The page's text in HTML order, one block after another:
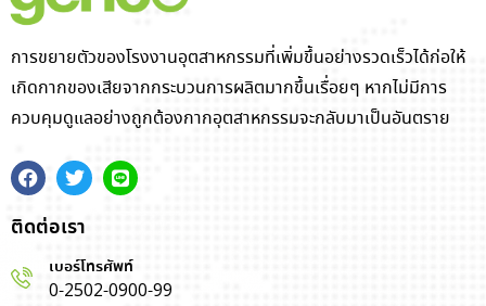
การขยายตัวของโรงงานอุตสาหกรรมที่เพิ่มขึ้นอย่างรวดเร็วได้ก่อให้
เกิดกากของเสียจากกระบวนการผลิตมากขึ้นเรื่อยๆ หากไม่มีการ
ควบคุมดูแลอย่างถูกต้องกากอุตสาหกรรมจะกลับมาเป็นอันตราย
ติดต่อเรา
เบอร์โทรศัพท์
0-2502-0900-99